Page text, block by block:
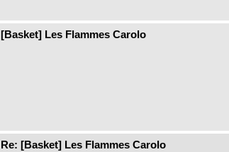
[Basket] Les Flammes Carolo
Re: [Basket] Les Flammes Carolo